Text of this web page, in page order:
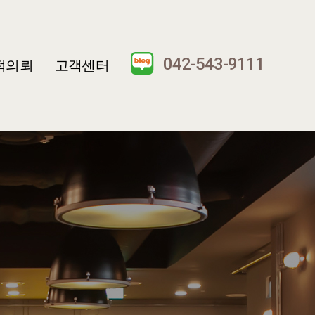
의뢰 고객센터 042-543-9111